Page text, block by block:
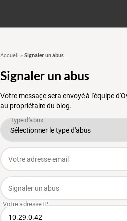
Accueil » Signaler un abus
Signaler un abus
Votre message sera envoyé à l'équipe
au propriétaire du blog.